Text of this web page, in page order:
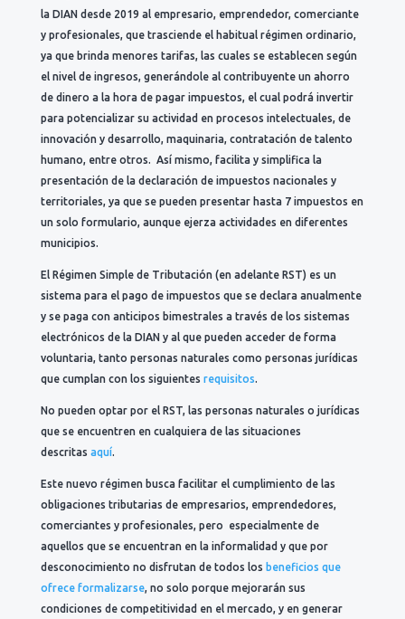
la DIAN desde 2019 al empresario, emprendedor, comerciante
y profesionales, que trasciende el habitual régimen ordinario,
ya que brinda menores tarifas, las cuales se establecen según
el nivel de ingresos, generándole al contribuyente un ahorro
de dinero a la hora de pagar impuestos, el cual podrá invertir
para potencializar su actividad en procesos intelectuales, de
innovación y desarrollo, maquinaria, contratación de talento
humano, entre otros. Así mismo, facilita y simplifica la
presentación de la declaración de impuestos nacionales y
territoriales, ya que se pueden presentar hasta 7 impuestos en
un solo formulario, aunque ejerza actividades en diferentes
municipios.
El Régimen Simple de Tributación (en adelante RST) es un
sistema para el pago de impuestos que se declara anualmente
y se paga con anticipos bimestrales a través de los sistemas
electrónicos de la DIAN y al que pueden acceder de forma
voluntaria, tanto personas naturales como personas jurídicas
que cumplan con los siguientes requisitos.
No pueden optar por el RST, las personas naturales o jurídicas
que se encuentren en cualquiera de las situaciones
descritas aquí.
Este nuevo régimen busca facilitar el cumplimiento de las
obligaciones tributarias de empresarios, emprendedores,
comerciantes y profesionales, pero especialmente de
aquellos que se encuentran en la informalidad y que por
desconocimiento no disfrutan de todos los beneficios que
ofrece formalizarse, no solo porque mejorarán sus
condiciones de competitividad en el mercado, y en generar